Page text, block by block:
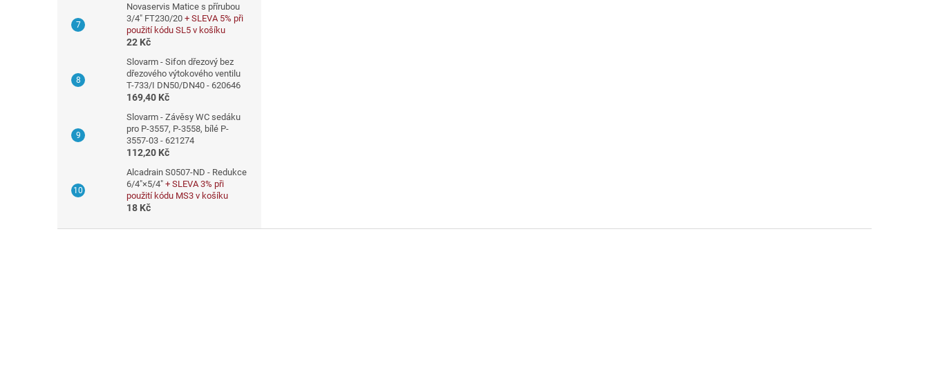
Novaservis Matice s přírubou
3/4" FT230/20 + SLEVA 5% při
použití kódu SL5 v košíku
22 Kč
Slovarm - Sifon dřezový bez
dřezového výtokového ventilu
T-733/I DN50/DN40 - 620646
169,40 Kč
Slovarm - Závěsy WC sedáku
pro P-3557, P-3558, bílé P-
3557-03 - 621274
112,20 Kč
Alcadrain S0507-ND - Redukce
6/4"×5/4" + SLEVA 3% při
použití kódu MS3 v košíku
18 Kč